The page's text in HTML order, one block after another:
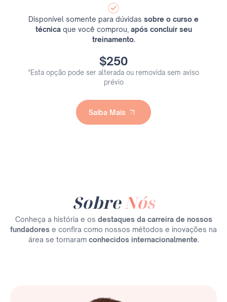
Disponível somente para dúvidas sobre o curso e
técnica que você comprou, após concluir seu
treinamento.
$250
*Esta opção pode ser alterada ou removida sem aviso
prévio
Saiba Mais
SobreNós
Conheça a história e os destaques da carreira de nossos
fundadores e confira como nossos métodos e inovações na
área se tornaram conhecidos internacionalmente.